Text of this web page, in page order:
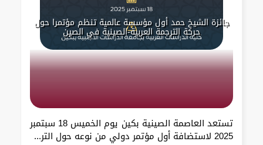
جائزة الشيخ حمد أول مؤسسة عالمية تنظم مؤتمرا حول
حركة الترجمة العربية-الصينية في الصين
تستعد العاصمة الصينية بكين يوم الخميس 18 سبتمبر
2025 لاستضافة أول مؤتمر دولي من نوعه حول التر...